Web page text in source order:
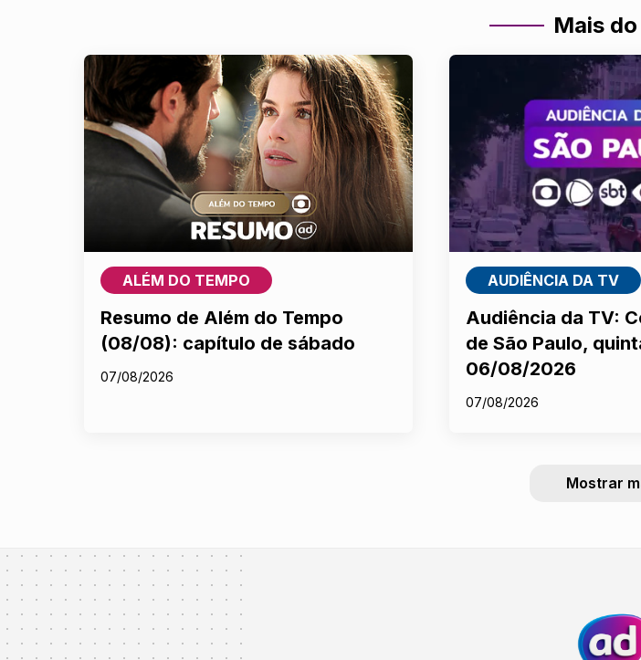
Mais do
ALÉM DO TEMPO
Resumo de Além do Tempo
(08/08): capítulo de sábado
07/08/2026
AUDIÊNCIA DA TV
Audiência da TV:
de São Paulo,
06/08/2026
07/08/2026
Mostrar